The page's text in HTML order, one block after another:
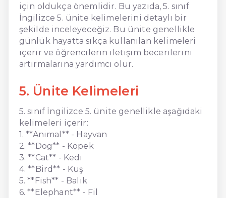
için oldukça önemlidir. Bu yazıda, 5. sınıf
İngilizce 5. ünite kelimelerini detaylı bir
şekilde inceleyeceğiz. Bu ünite genellikle
günlük hayatta sıkça kullanılan kelimeleri
içerir ve öğrencilerin iletişim becerilerini
artırmalarına yardımcı olur.
5. Ünite Kelimeleri
5. sınıf İngilizce 5. ünite genellikle aşağıdaki
kelimeleri içerir:
1. **Animal** - Hayvan
2. **Dog** - Köpek
3. **Cat** - Kedi
4. **Bird** - Kuş
5. **Fish** - Balık
6. **Elephant** - Fil